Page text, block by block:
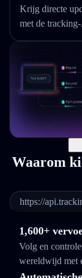
Krijg directe
met de
Waarom
https://
1,600+
Volg en
wereldwijd met